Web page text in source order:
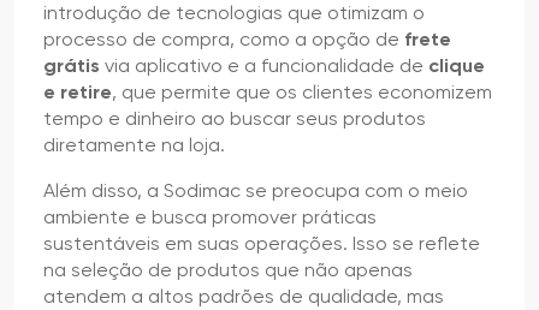
introdução de tecnologias que otimizam o
processo de compra, como a opção de frete
grátis via aplicativo e a funcionalidade de clique
e retire, que permite que os clientes economizem
tempo e dinheiro ao buscar seus produtos
diretamente na loja.
Além disso, a Sodimac se preocupa com o meio
ambiente e busca promover práticas
sustentáveis em suas operações. Isso se reflete
na seleção de produtos que não apenas
atendem a altos padrões de qualidade, mas